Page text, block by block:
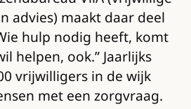
advies) maakt daar deel
hulp nodig heeft, komt
helpen, ook.” Jaarlijks
vrijwilligers in de wijk
met een zorgvraag.